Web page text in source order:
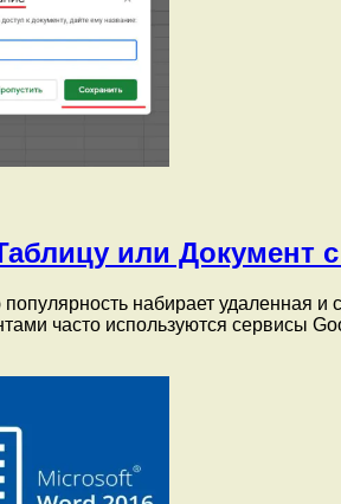
или Документ
набирает удаленная
часто используются сервисы